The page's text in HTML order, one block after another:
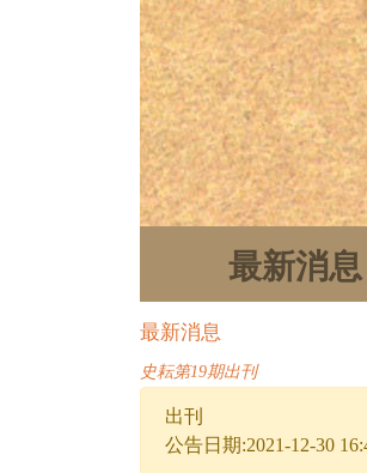
最新消息
最新消息
史耘第19期出刊
出刊
公告日期:2021-12-30